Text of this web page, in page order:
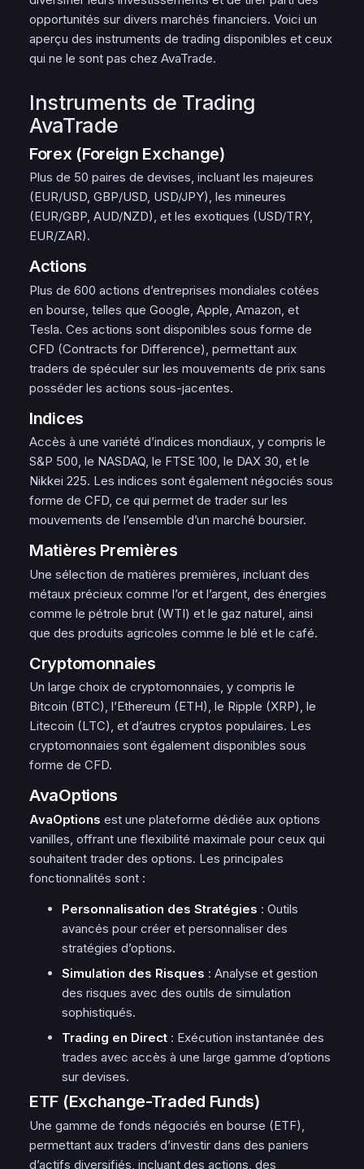
opportunités sur divers marchés financiers. Voici un
aperçu des instruments de trading disponibles et ceux
qui ne le sont pas chez AvaTrade.
Instruments de Trading
AvaTrade
Forex (Foreign Exchange)
Plus de 50 paires de devises, incluant les majeures
(EUR/USD, GBP/USD, USD/JPY), les mineures
(EUR/GBP, AUD/NZD), et les exotiques (USD/TRY,
EUR/ZAR).
Actions
Plus de 600 actions d’entreprises mondiales cotées
en bourse, telles que Google, Apple, Amazon, et
Tesla. Ces actions sont disponibles sous forme de
CFD (Contracts for Difference), permettant aux
traders de spéculer sur les mouvements de prix sans
posséder les actions sous-jacentes.
Indices
Accès à une variété d’indices mondiaux, y compris le
S&P 500, le NASDAQ, le FTSE 100, le DAX 30, et le
Nikkei 225. Les indices sont également négociés sous
forme de CFD, ce qui permet de trader sur les
mouvements de l’ensemble d’un marché boursier.
Matières Premières
Une sélection de matières premières, incluant des
métaux précieux comme l’or et l’argent, des énergies
comme le pétrole brut (WTI) et le gaz naturel, ainsi
que des produits agricoles comme le blé et le café.
Cryptomonnaies
Un large choix de cryptomonnaies, y compris le
Bitcoin (BTC), l’Ethereum (ETH), le Ripple (XRP), le
Litecoin (LTC), et d’autres cryptos populaires. Les
cryptomonnaies sont également disponibles sous
forme de CFD.
AvaOptions
AvaOptions est une plateforme dédiée aux options
vanilles, offrant une flexibilité maximale pour ceux qui
souhaitent trader des options. Les principales
fonctionnalités sont :
Personnalisation des Stratégies : Outils
avancés pour créer et personnaliser des
stratégies d’options.
Simulation des Risques : Analyse et gestion
des risques avec des outils de simulation
sophistiqués.
Trading en Direct : Exécution instantanée des
trades avec accès à une large gamme d’options
sur devises.
ETF (Exchange-Traded Funds)
Une gamme de fonds négociés en bourse (ETF),
permettant aux traders d’investir dans des paniers
d’actifs diversifiés, incluant des actions, des